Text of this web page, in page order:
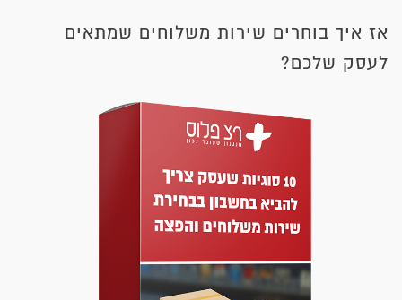
אז איך בוחרים שירות משלוחים שמתאים
לעסק שלכם?